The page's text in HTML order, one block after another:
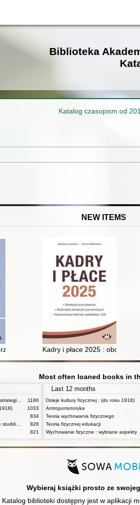
Biblioteka
Katalog czasopism od
NEW ITEMS
nagłego zatrzymania krążenia
Kadry i płace 2025 :
Most often loaned books in
1186
1033
834
828
821
Last 12 months
Dzieje kultury fizycznej : (do roku 1918)
Antropomotoryka
Teoria wychowania fizycznego
Teoria fizycznej edukacji
Wybieraj książki prosto ze
Katalog biblioteki dostępny jest w aplikacji